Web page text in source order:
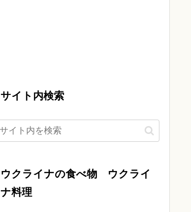
サイト内検索
ウクライナの食べ物 ウクライ
ナ料理